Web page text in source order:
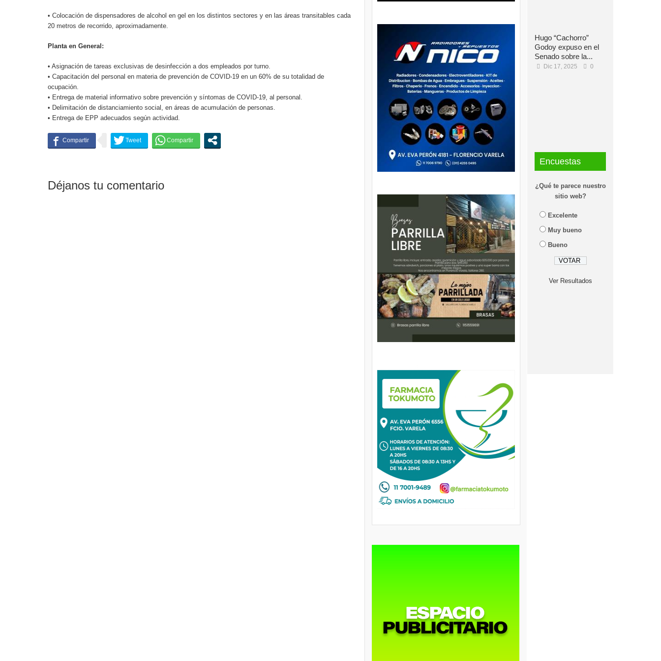
• Colocación de dispensadores de alcohol en gel en los distintos sectores y en las áreas transitables cada
20 metros de recorrido, aproximadamente.
Planta en General:
• Asignación de tareas exclusivas de desinfección a dos empleados por turno.
• Capacitación del personal en materia de prevención de COVID-19 en un 60% de su totalidad de
ocupación.
• Entrega de material informativo sobre prevención y síntomas de COVID-19, al personal.
• Delimitación de distanciamiento social, en áreas de acumulación de personas.
• Entrega de EPP adecuados según actividad.
Déjanos tu comentario
Hugo “Cachorro”
Godoy expuso en el
Senado sobre la...
Dic 17, 2025 0
Encuestas
¿Qué te parece nuestro
sitio web?
Excelente
Muy bueno
Bueno
Ver Resultados